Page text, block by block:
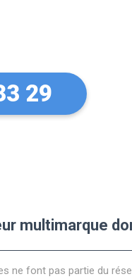
29
multimarque
ne font pas partie du